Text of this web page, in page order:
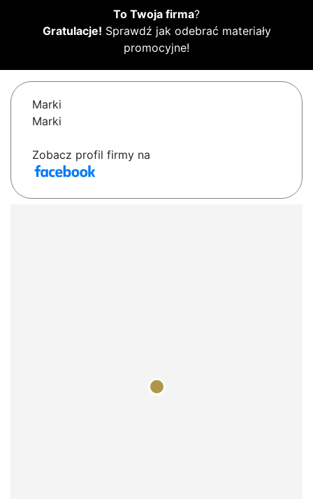
To Twoja firma?
Gratulacje! Sprawdź jak odebrać materiały
promocyjne!
Marki
Marki
Zobacz profil firmy na